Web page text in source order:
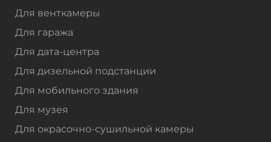
Для венткамеры
Для гаража
Для дата-центра
Для дизельной подстанции
Для мобильного здания
Для музея
Для окрасочно-сушильной камеры